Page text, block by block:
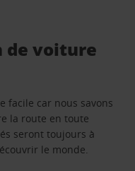
de voiture
facile car nous savons
la route en toute
seront toujours à
le monde.